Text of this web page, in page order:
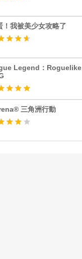
！我被美少女攻略了
Legend：Roguelike
三角洲行動